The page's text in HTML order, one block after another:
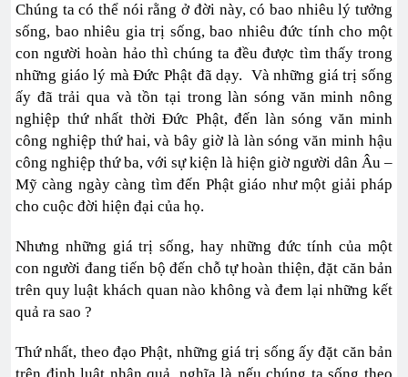
Chúng ta có thể nói rằng ở đời này, có bao nhiêu lý tưởng
sống, bao nhiêu gia trị sống, bao nhiêu đức tính cho một
con người hoàn hảo thì chúng ta đều được tìm thấy trong
những giáo lý mà Đức Phật đã dạy. Và những giá trị sống
ấy đã trải qua và tồn tại trong làn sóng văn minh nông
nghiệp thứ nhất thời Đức Phật, đến làn sóng văn minh
công nghiệp thứ hai, và bây giờ là làn sóng văn minh hậu
công nghiệp thứ ba, với sự kiện là hiện giờ người dân Âu –
Mỹ càng ngày càng tìm đến Phật giáo như một giải pháp
cho cuộc đời hiện đại của họ.
Nhưng những giá trị sống, hay những đức tính của một
con người đang tiến bộ đến chỗ tự hoàn thiện, đặt căn bản
trên quy luật khách quan nào không và đem lại những kết
quả ra sao ?
Thứ nhất, theo đạo Phật, những giá trị sống ấy đặt căn bản